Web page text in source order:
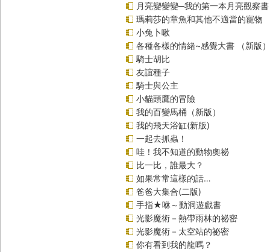
月亮變變變─我的第一本月亮觀察書
瑪莉莎的章魚和其他不適當的寵物
小兔卜啾
各種各樣的情緒~感覺大書 （新版）
騎士胡比
友誼種子
騎士與公主
小貓頭鷹的冒險
我的百變馬桶（新版）
我的飛天浴缸(新版)
一起去抓蟲！
哇！我不知道的動物奧祕
比一比，誰最大？
如果常常這樣的話…
爸爸大集合(二版)
手指★咻～動洞遊戲書
光影魔術－熱帶雨林的祕密
光影魔術－太空站的祕密
你有看到我的龍嗎？